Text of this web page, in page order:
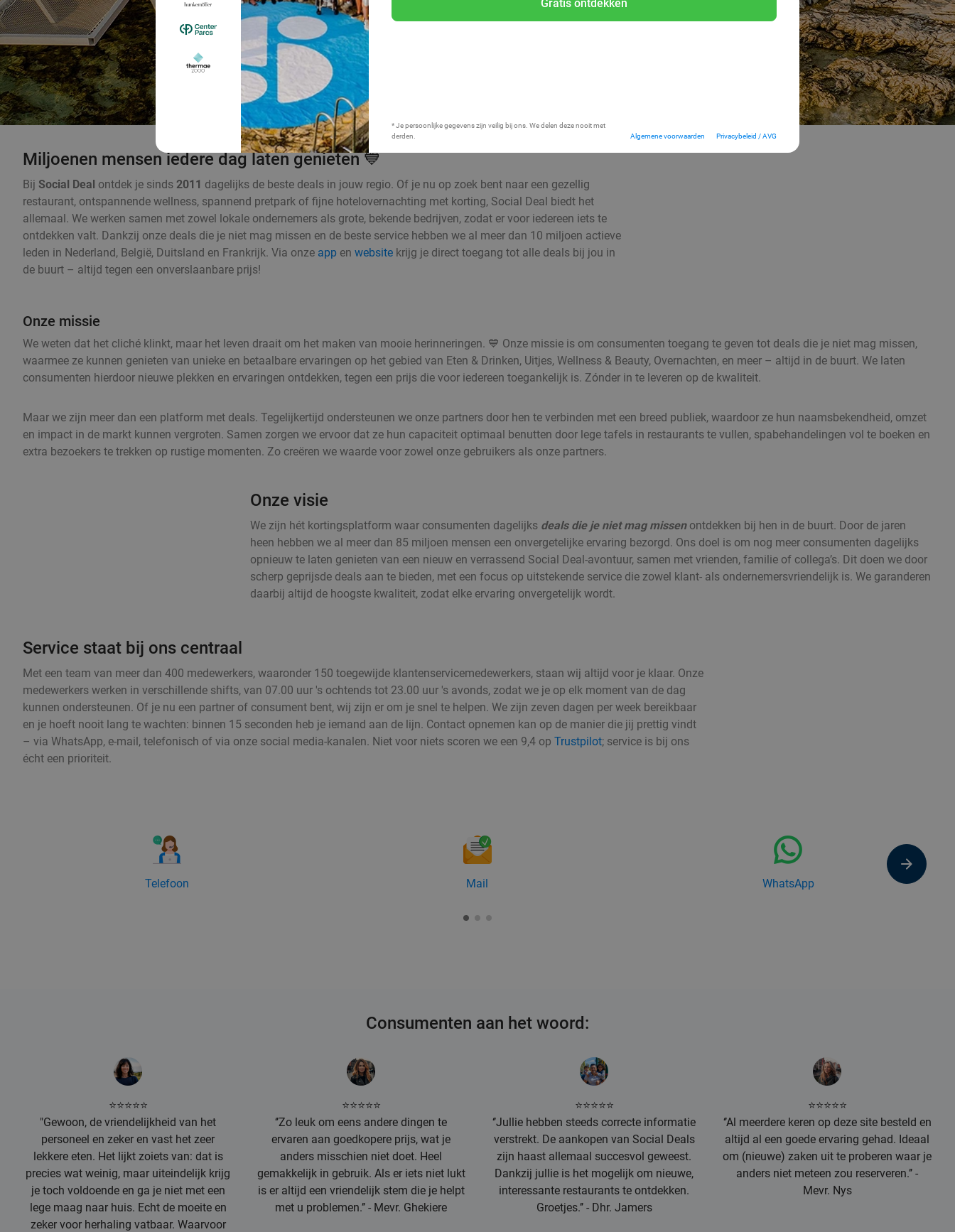
Gratis ontdekken
* Je persoonlijke gegevens zijn veilig bij ons. We delen deze nooit met
derden.
Algemene voorwaarden Privacybeleid / AVG
Miljoenen mensen iedere dag laten genieten 💙
Bij Social Deal ontdek je sinds 2011 dagelijks de beste deals in jouw regio. Of je nu op zoek bent naar een gezellig
restaurant, ontspannende wellness, spannend pretpark of fijne hotelovernachting met korting, Social Deal biedt het
allemaal. We werken samen met zowel lokale ondernemers als grote, bekende bedrijven, zodat er voor iedereen iets te
ontdekken valt. Dankzij onze deals die je niet mag missen en de beste service hebben we al meer dan 10 miljoen actieve
leden in Nederland, België, Duitsland en Frankrijk. Via onze app en website krijg je direct toegang tot alle deals bij jou in
de buurt – altijd tegen een onverslaanbare prijs!
Onze missie
We weten dat het cliché klinkt, maar het leven draait om het maken van mooie herinneringen. 💙 Onze missie is om consumenten toegang te geven tot deals die je niet mag missen,
waarmee ze kunnen genieten van unieke en betaalbare ervaringen op het gebied van Eten & Drinken, Uitjes, Wellness & Beauty, Overnachten, en meer – altijd in de buurt. We laten
consumenten hierdoor nieuwe plekken en ervaringen ontdekken, tegen een prijs die voor iedereen toegankelijk is. Zónder in te leveren op de kwaliteit.
Maar we zijn meer dan een platform met deals. Tegelijkertijd ondersteunen we onze partners door hen te verbinden met een breed publiek, waardoor ze hun naamsbekendheid, omzet
en impact in de markt kunnen vergroten. Samen zorgen we ervoor dat ze hun capaciteit optimaal benutten door lege tafels in restaurants te vullen, spabehandelingen vol te boeken en
extra bezoekers te trekken op rustige momenten. Zo creëren we waarde voor zowel onze gebruikers als onze partners.
Onze visie
We zijn hét kortingsplatform waar consumenten dagelijks deals die je niet mag missenontdekken bij hen in de buurt. Door de jaren
heen hebben we al meer dan 85 miljoen mensen een onvergetelijke ervaring bezorgd. Ons doel is om nog meer consumenten dagelijks
opnieuw te laten genieten van een nieuw en verrassend Social Deal-avontuur, samen met vrienden, familie of collega’s. Dit doen we door
scherp geprijsde deals aan te bieden, met een focus op uitstekende service die zowel klant- als ondernemersvriendelijk is. We garanderen
daarbij altijd de hoogste kwaliteit, zodat elke ervaring onvergetelijk wordt.
Service staat bij ons centraal
Met een team van meer dan 400 medewerkers, waaronder 150 toegewijde klantenservicemedewerkers, staan wij altijd voor je klaar. Onze
medewerkers werken in verschillende shifts, van 07.00 uur 's ochtends tot 23.00 uur 's avonds, zodat we je op elk moment van de dag
kunnen ondersteunen. Of je nu een partner of consument bent, wij zijn er om je snel te helpen. We zijn zeven dagen per week bereikbaar
en je hoeft nooit lang te wachten: binnen 15 seconden heb je iemand aan de lijn. Contact opnemen kan op de manier die jij prettig vindt
– via WhatsApp, e-mail, telefonisch of via onze social media-kanalen. Niet voor niets scoren we een 9,4 op Trustpilot; service is bij ons
écht een prioriteit.
Telefoon Mail WhatsApp
Consumenten aan het woord:
⭐⭐⭐⭐⭐
"Gewoon, de vriendelijkheid van het
personeel en zeker en vast het zeer
lekkere eten. Het lijkt zoiets van: dat is
precies wat weinig, maar uiteindelijk krijg
je toch voldoende en ga je niet met een
lege maag naar huis. Echt de moeite en
zeker voor herhaling vatbaar. Waarvoor
⭐⭐⭐⭐⭐
‘’Zo leuk om eens andere dingen te
ervaren aan goedkopere prijs, wat je
anders misschien niet doet. Heel
gemakkelijk in gebruik. Als er iets niet lukt
is er altijd een vriendelijk stem die je helpt
met u problemen.’’ - Mevr. Ghekiere
⭐⭐⭐⭐⭐
‘’Jullie hebben steeds correcte informatie
verstrekt. De aankopen van Social Deals
zijn haast allemaal succesvol geweest.
Dankzij jullie is het mogelijk om nieuwe,
interessante restaurants te ontdekken.
Groetjes.’’ - Dhr. Jamers
⭐⭐⭐⭐⭐
‘’Al meerdere keren op deze site besteld en
altijd al een goede ervaring gehad. Ideaal
om (nieuwe) zaken uit te proberen waar je
anders niet meteen zou reserveren.’’ -
Mevr. Nys